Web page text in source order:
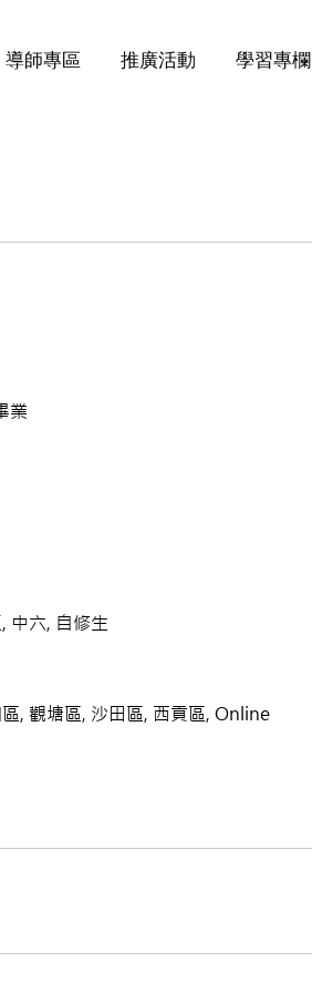
導師專區 推廣活動 學習專欄
業
中六, 自修生
, 觀塘區, 沙田區, 西貢區, Online